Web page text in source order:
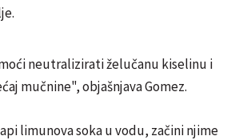
neutralizirati želučanu kiselinu i
mučnine", objašnjava Gomez.
limunova soka u vodu, začini njime